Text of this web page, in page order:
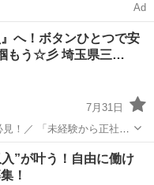
Ad
へ！ボタンひとつで安
もう☆彡 埼玉県三…
7月31日
ら正社員
タリの正社員求人をご紹介！ ...
”が叶う！自由に働け
！